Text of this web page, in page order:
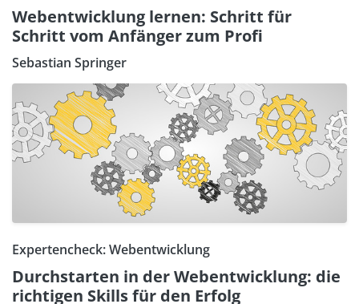
Webentwicklung lernen: Schritt für
Schritt vom Anfänger zum Profi
Sebastian Springer
Expertencheck: Webentwicklung
Durchstarten in der Webentwicklung: die
richtigen Skills für den Erfolg